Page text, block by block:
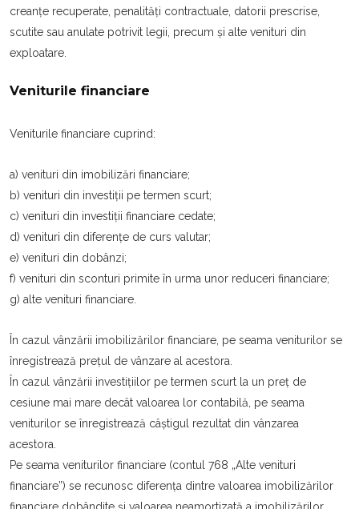
creanțe recuperate, penalități contractuale, datorii prescrise,
scutite sau anulate potrivit legii, precum şi alte venituri din
exploatare.
Veniturile financiare
Veniturile financiare cuprind:
a) venituri din imobilizări financiare;
b) venituri din investiții pe termen scurt;
c) venituri din investiții financiare cedate;
d) venituri din diferențe de curs valutar;
e) venituri din dobânzi;
f) venituri din sconturi primite în urma unor reduceri financiare;
g) alte venituri financiare.
În cazul vânzării imobilizărilor financiare, pe seama veniturilor se
înregistrează prețul de vânzare al acestora.
În cazul vânzării investițiilor pe termen scurt la un preț de
cesiune mai mare decât valoarea lor contabilă, pe seama
veniturilor se înregistrează câştigul rezultat din vânzarea
acestora.
Pe seama veniturilor financiare (contul 768 „Alte venituri
financiare”) se recunosc diferența dintre valoarea imobilizărilor